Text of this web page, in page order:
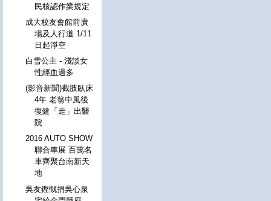
民核認作業規定
成大校友會館前廣
場及人行道 1/11
日起淨空
白雪公主 - 淺談女
性經血過多
(影音新聞)截肢臥床
4年 老翁中風後
復健「走」出醫
院
2016 AUTO SHOW
聯合車展 百萬名
車齊聚台南新天
地
吳友鏗慨捐吳心泉